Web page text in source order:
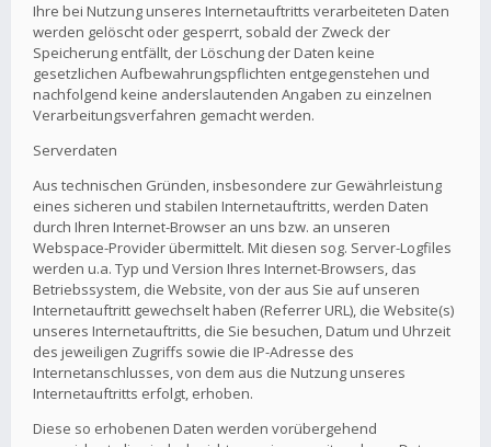
Ihre bei Nutzung unseres Internetauftritts verarbeiteten Daten
werden gelöscht oder gesperrt, sobald der Zweck der
Speicherung entfällt, der Löschung der Daten keine
gesetzlichen Aufbewahrungspflichten entgegenstehen und
nachfolgend keine anderslautenden Angaben zu einzelnen
Verarbeitungsverfahren gemacht werden.
Serverdaten
Aus technischen Gründen, insbesondere zur Gewährleistung
eines sicheren und stabilen Internetauftritts, werden Daten
durch Ihren Internet-Browser an uns bzw. an unseren
Webspace-Provider übermittelt. Mit diesen sog. Server-Logfiles
werden u.a. Typ und Version Ihres Internet-Browsers, das
Betriebssystem, die Website, von der aus Sie auf unseren
Internetauftritt gewechselt haben (Referrer URL), die Website(s)
unseres Internetauftritts, die Sie besuchen, Datum und Uhrzeit
des jeweiligen Zugriffs sowie die IP-Adresse des
Internetanschlusses, von dem aus die Nutzung unseres
Internetauftritts erfolgt, erhoben.
Diese so erhobenen Daten werden vorübergehend